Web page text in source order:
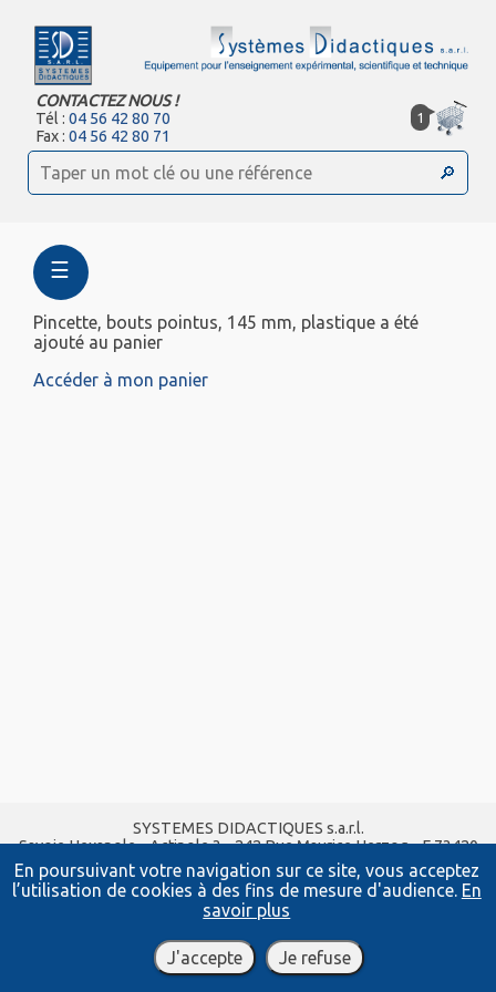
En poursuivant votre navigation sur ce site, vous acceptez
l’utilisation de cookies à des fins de mesure d'audience. En
savoir plus
J'accepte Je refuse
CONTACTEZ NOUS !
Tél :04 56 42 80 70
Fax :04 56 42 80 71
1
☰
Pincette, bouts pointus, 145 mm, plastique a été
ajouté au panier
Accéder à mon panier
SYSTEMES DIDACTIQUES s.a.r.l.
Savoie Hexapole - Actipole 3 - 242 Rue Maurice Herzog - F 73420
VIVIERS DU LAC
Tel : 04 56 42 80 70| Fax :04 56 42 80 71
xavier.granjon@systemes-didactiques.fr
www.systemes-didactiques.fr